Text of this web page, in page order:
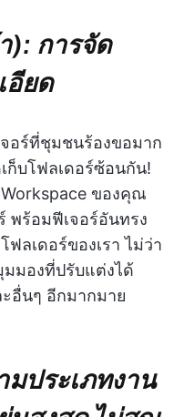
): การจัด
อียด
จอร์ที่ชุมชนร้องขอมาก
ก็บโฟลเดอร์ซ้อนกัน!
ของคุณ
พร้อมฟีเจอร์อันทรง
ลเดอร์ของเรา ไม่ว่า
มองที่ปรับแต่งได้
อื่นๆ อีกมากมาย
ประเภทงาน